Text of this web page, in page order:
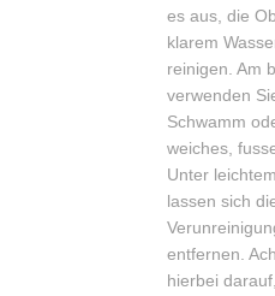
es aus, die
klarem
reinigen. Am
verwenden
Schwamm
weiches,
Unter
lassen sich
entfernen.
hierbei